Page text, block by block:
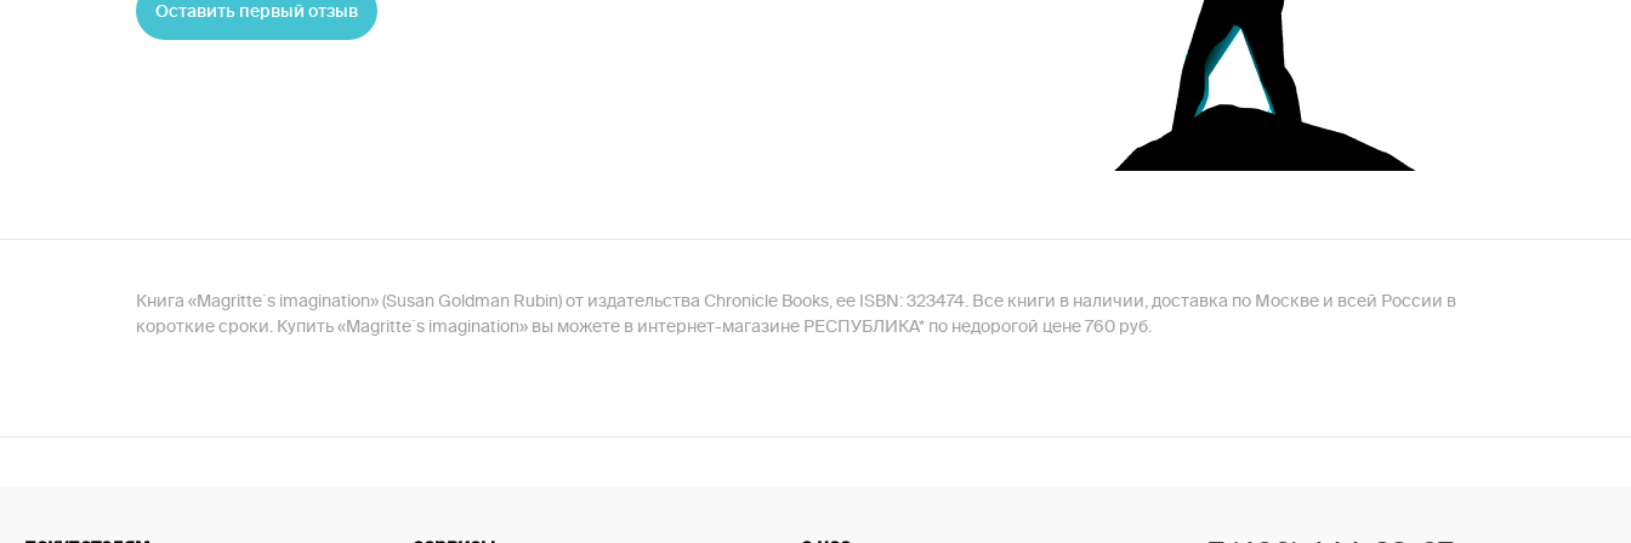
Оставить первый отзыв
Книга «Magritte`s imagination» (Susan Goldman Rubin) от издательства Chronicle Books, ее ISBN: 323474. Все книги в наличии, доставка по Москве и всей России в
короткие сроки. Купить «Magritte`s imagination» вы можете в интернет-магазине РЕСПУБЛИКА* по недорогой цене 760 руб.